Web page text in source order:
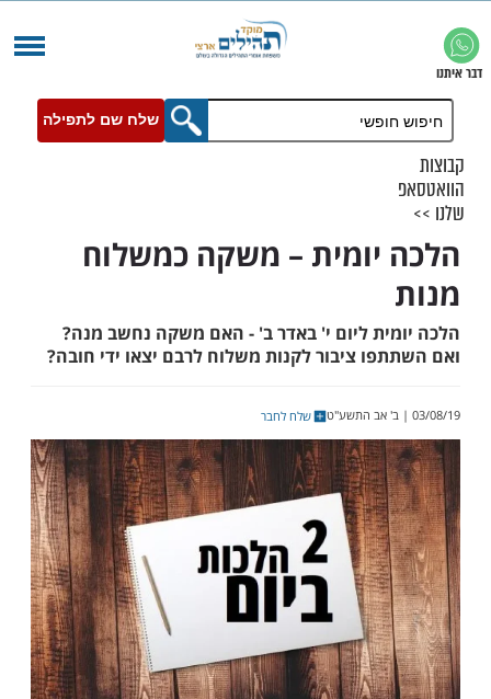
שלח שם לתפילה
– משקה כמשלוח
ליום י' באדר ב' - האם משקה נחשב מנה?
ציבור לקנות משלוח לרבם יצאו ידי חובה?
שלח לחבר